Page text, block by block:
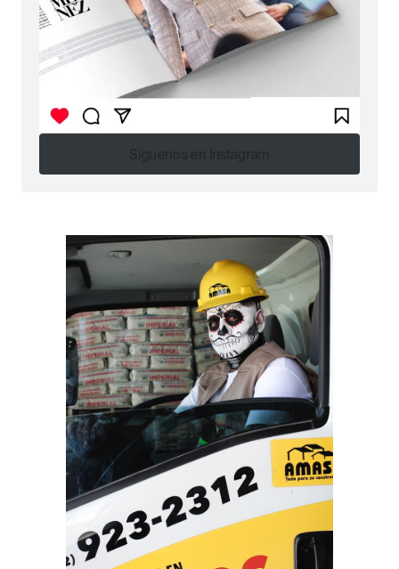
Síguenos en Instagram